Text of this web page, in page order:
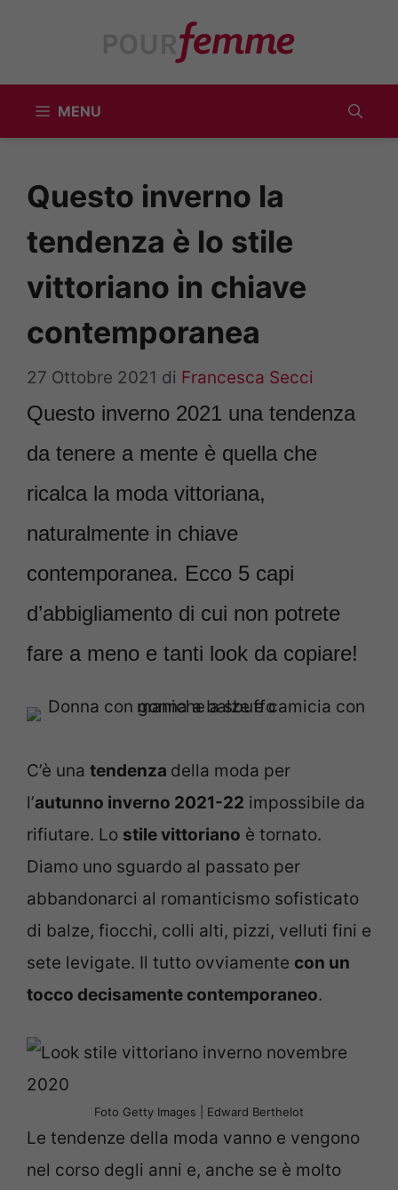
MENU
Questo inverno la
tendenza è lo stile
vittoriano in chiave
contemporanea
27 Ottobre 2021 di Francesca Secci
Questo inverno 2021 una tendenza
da tenere a mente è quella che
ricalca la moda vittoriana,
naturalmente in chiave
contemporanea. Ecco 5 capi
d’abbigliamento di cui non potrete
fare a meno e tanti look da copiare!
C’è una tendenza della moda per
l’autunno inverno 2021-22 impossibile da
rifiutare. Lo stile vittoriano è tornato.
Diamo uno sguardo al passato per
abbandonarci al romanticismo sofisticato
di balze, fiocchi, colli alti, pizzi, velluti fini e
sete levigate. Il tutto ovviamente con un
tocco decisamente contemporaneo.
Foto Getty Images | Edward Berthelot
Le tendenze della moda vanno e vengono
nel corso degli anni e, anche se è molto